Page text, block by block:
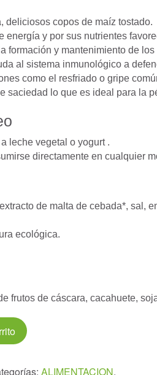
deliciosos copos de maíz tostado.
energía y por sus nutrientes
formación y mantenimiento de
al sistema inmunológico a
como el resfriado o gripe
saciedad lo que es ideal para la
leche vegetal o yogurt .
directamente en cualquier
de malta de cebada*, sal,
ecológica.
frutos de cáscara, cacahuete,
ALIMENTACION,